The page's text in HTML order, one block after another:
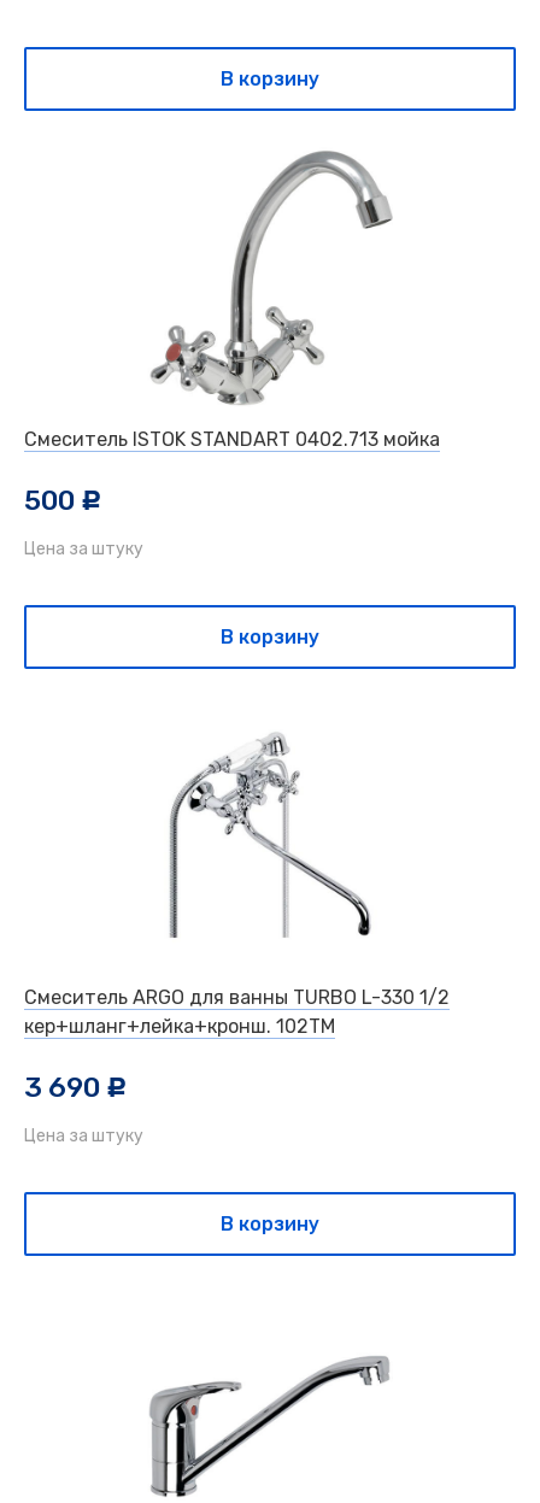
В корзину
Смеситель ISTOK STANDART 0402.713 мойка
500 c
Цена за штуку
В корзину
Смеситель ARGO для ванны TURBO L-330 1/2
кер+шланг+лейка+кронш. 102TМ
3 690 c
Цена за штуку
В корзину